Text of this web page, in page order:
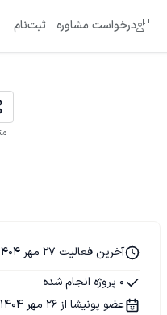
درخواست مشاوره ثبت‌نام
آخرین فعالیت 27 مهر 1404
0 پروژه انجام شده
عضو پونیشا از 26 مهر 1404